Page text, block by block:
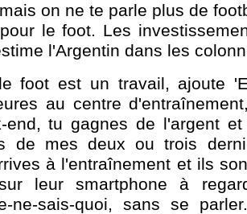
on ne te parle plus de
le foot. Les
l'Argentin dans les
foot est un travail, ajoute
au centre
end, tu gagnes de l'argent
de mes deux ou trois
à l'entraînement et ils
leur smartphone à
ne-sais-quoi, sans se